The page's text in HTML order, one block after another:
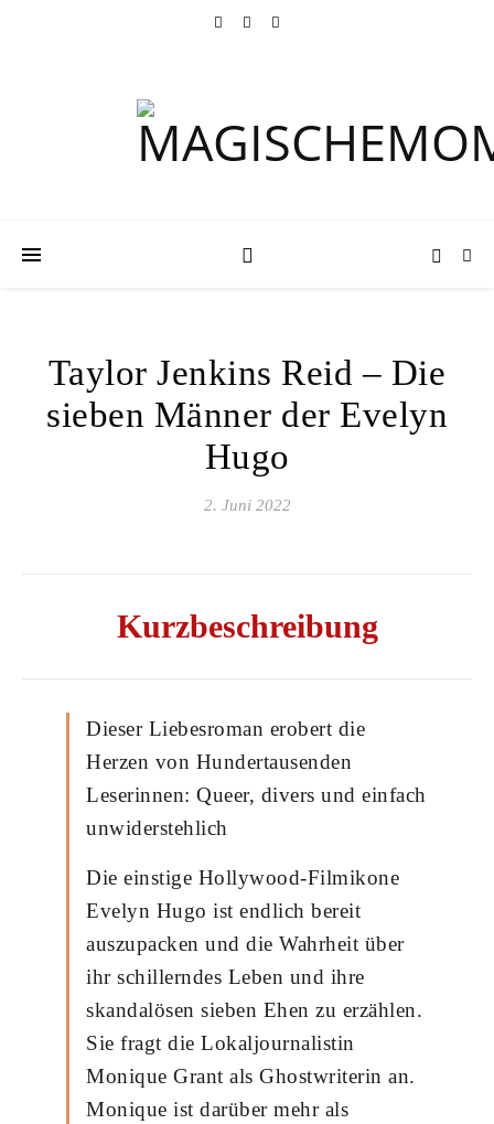
Taylor Jenkins Reid – Die
sieben Männer der Evelyn
Hugo
2. Juni 2022
Kurzbeschreibung
Dieser Liebesroman erobert die
Herzen von Hundertausenden
Leserinnen: Queer, divers und einfach
unwiderstehlich
Die einstige Hollywood-Filmikone
Evelyn Hugo ist endlich bereit
auszupacken und die Wahrheit über
ihr schillerndes Leben und ihre
skandalösen sieben Ehen zu erzählen.
Sie fragt die Lokaljournalistin
Monique Grant als Ghostwriterin an.
Monique ist darüber mehr als